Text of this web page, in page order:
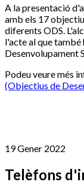
A la presentació
amb els 17
diferents ODS.
l'acte al que també
Desenvolupament
Podeu veure més
(Objectius de
19 Gener 2022
Telèfons